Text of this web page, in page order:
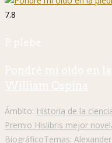
7.8
P. plebe
Pondré mi oído en
William Ospina
Ámbito: Historia de la
Premio Hislibris mejor
BiográficoTemas: